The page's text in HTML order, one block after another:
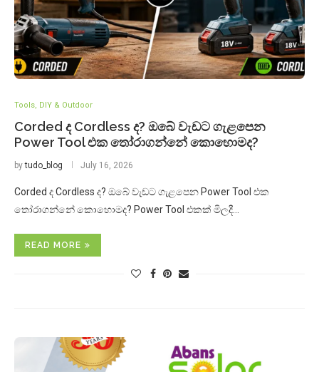
Tools, DIY & Outdoor
Corded ද Cordless ද? ඔබේ වැඩට ගැළපෙන
Power Tool එක තෝරාගන්නේ කොහොමද?
bytudo_blog July 16, 2026
Corded ද Cordless ද? ඔබේ වැඩට ගැළපෙන Power Tool එක
තෝරාගන්නේ කොහොමද? Power Tool එකක් මිලදී…
READ MORE